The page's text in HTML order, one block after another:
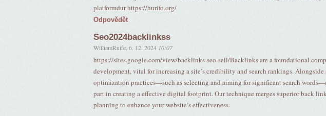
platformdur https://hurifo.org/
Odpovědět
Seo2024backlinkss
WilliamRuife 6. 12. 2024 10:07
https://sites.google.com/view/backlinks-seo-sell/Backlinks are a foundational
development, vital for increasing a site’s credibility and search rankings. Alongside
optimization practices—such as selecting and aiming for significant search
part in creating a effective digital footprint. Our technique merges superior back
planning to enhance your website’s effectiveness.